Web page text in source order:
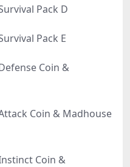
Pack D
Pack E
Coin &
Coin & Madhouse
Coin &